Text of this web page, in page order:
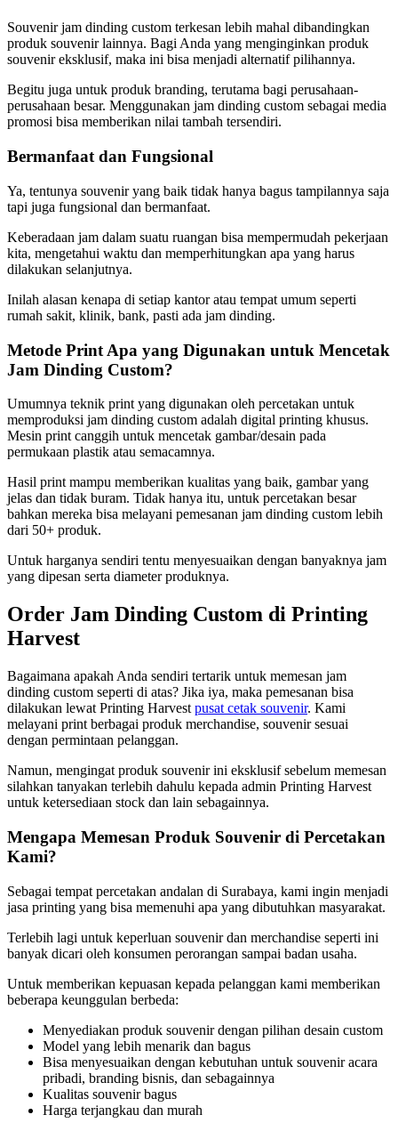
Souvenir jam dinding custom terkesan lebih mahal dibandingkan
produk souvenir lainnya. Bagi Anda yang menginginkan produk
souvenir eksklusif, maka ini bisa menjadi alternatif pilihannya.
Begitu juga untuk produk branding, terutama bagi perusahaan-
perusahaan besar. Menggunakan jam dinding custom sebagai media
promosi bisa memberikan nilai tambah tersendiri.
Bermanfaat dan Fungsional
Ya, tentunya souvenir yang baik tidak hanya bagus tampilannya saja
tapi juga fungsional dan bermanfaat.
Keberadaan jam dalam suatu ruangan bisa mempermudah pekerjaan
kita, mengetahui waktu dan memperhitungkan apa yang harus
dilakukan selanjutnya.
Inilah alasan kenapa di setiap kantor atau tempat umum seperti
rumah sakit, klinik, bank, pasti ada jam dinding.
Metode Print Apa yang Digunakan untuk Mencetak
Jam Dinding Custom?
Umumnya teknik print yang digunakan oleh percetakan untuk
memproduksi jam dinding custom adalah digital printing khusus.
Mesin print canggih untuk mencetak gambar/desain pada
permukaan plastik atau semacamnya.
Hasil print mampu memberikan kualitas yang baik, gambar yang
jelas dan tidak buram. Tidak hanya itu, untuk percetakan besar
bahkan mereka bisa melayani pemesanan jam dinding custom lebih
dari 50+ produk.
Untuk harganya sendiri tentu menyesuaikan dengan banyaknya jam
yang dipesan serta diameter produknya.
Order Jam Dinding Custom di Printing
Harvest
Bagaimana apakah Anda sendiri tertarik untuk memesan jam
dinding custom seperti di atas? Jika iya, maka pemesanan bisa
dilakukan lewat Printing Harvest pusat cetak souvenir. Kami
melayani print berbagai produk merchandise, souvenir sesuai
dengan permintaan pelanggan.
Namun, mengingat produk souvenir ini eksklusif sebelum memesan
silahkan tanyakan terlebih dahulu kepada admin Printing Harvest
untuk ketersediaan stock dan lain sebagainnya.
Mengapa Memesan Produk Souvenir di Percetakan
Kami?
Sebagai tempat percetakan andalan di Surabaya, kami ingin menjadi
jasa printing yang bisa memenuhi apa yang dibutuhkan masyarakat.
Terlebih lagi untuk keperluan souvenir dan merchandise seperti ini
banyak dicari oleh konsumen perorangan sampai badan usaha.
Untuk memberikan kepuasan kepada pelanggan kami memberikan
beberapa keunggulan berbeda:
Menyediakan produk souvenir dengan pilihan desain custom
Model yang lebih menarik dan bagus
Bisa menyesuaikan dengan kebutuhan untuk souvenir acara
pribadi, branding bisnis, dan sebagainnya
Kualitas souvenir bagus
Harga terjangkau dan murah